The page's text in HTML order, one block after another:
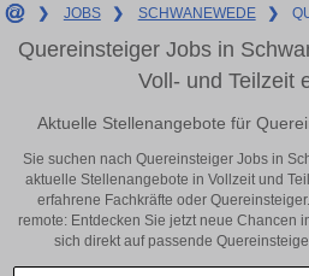
❯ JOBS ❯ SCHWANEWEDE ❯
Quereinsteiger Jobs in
Voll- und Teilzeit
Aktuelle Stellenangebote für
Sie suchen nach Quereinsteiger Jobs in
aktuelle Stellenangebote in Vollzeit und
erfahrene Fachkräfte oder
remote: Entdecken Sie jetzt neue Chancen
sich direkt auf passende